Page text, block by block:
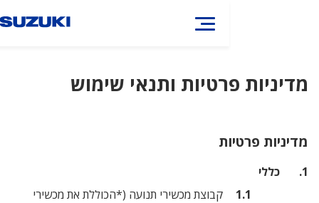
ותנאי שימוש
קבוצת מכשירי תנועה (*הכוללת את מכשירי